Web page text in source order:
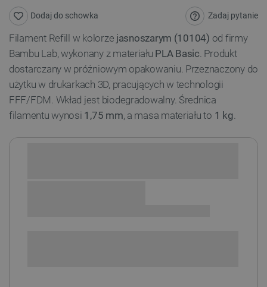
Zadaj pytanie
Dodaj do schowka
Filament Refill w kolorze jasnoszarym (10104) od firmy
Bambu Lab, wykonany z materiału PLA Basic. Produkt
dostarczany w próżniowym opakowaniu. Przeznaczony do
użytku w drukarkach 3D, pracujących w technologii
FFF/FDM. Wkład jest biodegradowalny. Średnica
filamentu wynosi 1,75 mm, a masa materiału to 1 kg.